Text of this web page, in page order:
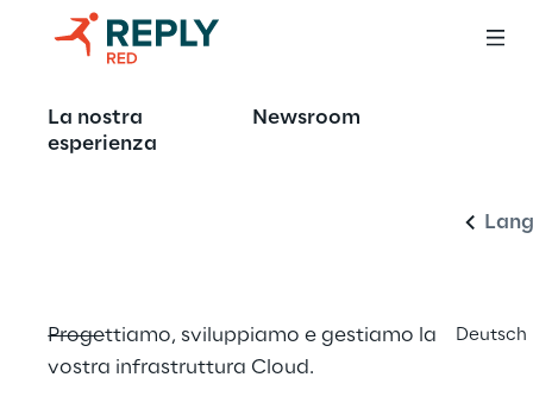
La nostra
esperienza
Newsroom
Deutsch
Unleash the Cloud,
empower your
Progettiamo, sviluppiamo e gestiamo la
vostra infrastruttura Cloud.